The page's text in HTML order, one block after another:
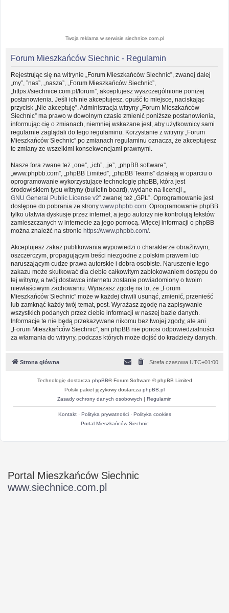
Twoja reklama w serwisie siechnice.com.pl
Forum Mieszkańców Siechnic - Regulamin
Rejestrując się na witrynie „Forum Mieszkańców Siechnic”, zwanej dalej
„my”, ”nas”, „nasza”, „Forum Mieszkańców Siechnic”,
„https://siechnice.com.pl/forum”, akceptujesz wyszczególnione poniżej
postanowienia. Jeśli ich nie akceptujesz, opuść to miejsce, naciskając
przycisk „Nie akceptuję”. Administracja witryny „Forum Mieszkańców
Siechnic” ma prawo w dowolnym czasie zmienić poniższe postanowienia,
informując cię o zmianach, niemniej wskazane jest, aby użytkownicy sami
regularnie zaglądali do tego regulaminu. Korzystanie z witryny „Forum
Mieszkańców Siechnic” po zmianach regulaminu oznacza, że akceptujesz
te zmiany ze wszelkimi konsekwencjami prawnymi.
Nasze fora zwane też „one”, „ich”, „je”, „phpBB software”,
„www.phpbb.com”, „phpBB Limited”, „phpBB Teams” działają w oparciu o
oprogramowanie wykorzystujące technologię phpBB, która jest
środowiskiem typu witryny (bulletin board), wydane na licencji „
GNU General Public License v2” zwanej też „GPL”. Oprogramowanie jest
dostępne do pobrania ze strony www.phpbb.com . Oprogramowanie phpBB
tylko ułatwia dyskusje przez internet, a jego autorzy nie kontrolują tekstów
zamieszczanych w internecie za jego pomocą. Więcej informacji o phpBB
można znaleźć na stronie https://www.phpbb.com/.
Akceptujesz zakaz publikowania wypowiedzi o charakterze obraźliwym,
oszczerczym, propagującym treści niezgodne z polskim prawem lub
naruszającym cudze prawa autorskie i dobra osobiste. Naruszenie tego
zakazu może skutkować dla ciebie całkowitym zablokowaniem dostępu do
tej witryny, a twój dostawca internetu zostanie powiadomiony o twoim
niewłaściwym zachowaniu. Wyrażasz zgodę na to, że „Forum
Mieszkańców Siechnic” może w każdej chwili usunąć, zmienić, przenieść
lub zamknąć każdy twój temat, post. Wyrażasz zgodę na zapisywanie
wszystkich podanych przez ciebie informacji w naszej bazie danych.
Informacje te nie będą przekazywane nikomu bez twojej zgody, ale ani
„Forum Mieszkańców Siechnic”, ani phpBB nie ponosi odpowiedzialności
za włamania do witryny, podczas których może dojść do kradzieży danych.
Strona główna Strefa czasowa UTC+01:00
Technologię dostarcza phpBB® Forum Software © phpBB Limited
Polski pakiet językowy dostarcza phpBB.pl
Zasady ochrony danych osobowych | Regulamin
Kontakt· Polityka prywatności· Polityka cookies
Portal Mieszkańców Siechnic
Portal Mieszkańców Siechnic
www.siechnice.com.pl